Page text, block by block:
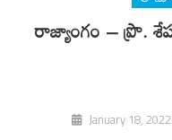
రాజ్యాంగం – ప్రొ.
January 18, 2022